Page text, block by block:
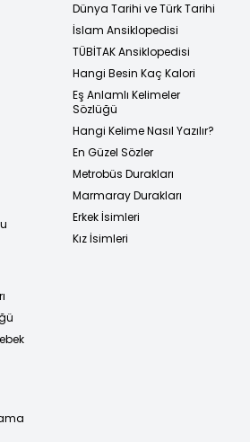
Dünya Tarihi ve Türk Tarihi
İslam Ansiklopedisi
TÜBİTAK Ansiklopedisi
Hangi Besin Kaç Kalori
Eş Anlamlı Kelimeler
Sözlüğü
Hangi Kelime Nasıl Yazılır?
En Güzel Sözler
Metrobüs Durakları
Marmaray Durakları
Erkek İsimleri
Kız İsimleri